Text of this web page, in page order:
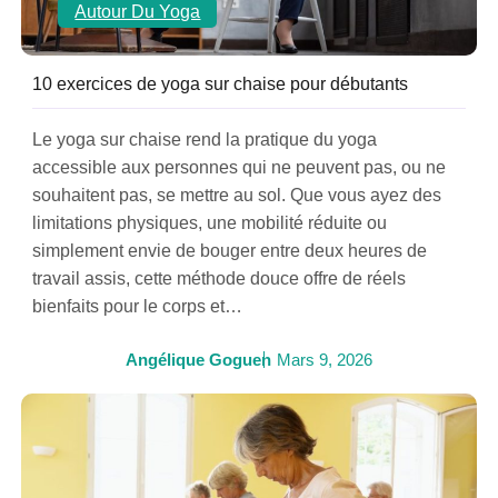
Autour Du Yoga
10 exercices de yoga sur chaise pour débutants
Le yoga sur chaise rend la pratique du yoga
accessible aux personnes qui ne peuvent pas, ou ne
souhaitent pas, se mettre au sol. Que vous ayez des
limitations physiques, une mobilité réduite ou
simplement envie de bouger entre deux heures de
travail assis, cette méthode douce offre de réels
bienfaits pour le corps et…
Angélique Goguen Mars 9, 2026